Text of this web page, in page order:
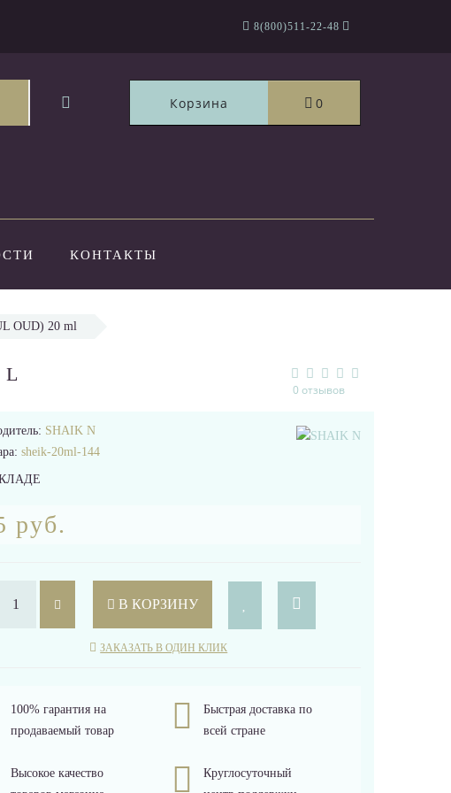
8(800)511-22-48
Корзина 0
КОНТАКТЫ
OUD) 20 ml
0 отзывов
SHAIK N
sheik-20ml-144
руб.
В КОРЗИНУ
ЗАКАЗАТЬ В ОДИН КЛИК
100% гарантия на
продаваемый товар
Быстрая доставка по
всей стране
Высокое качество
Круглосуточный